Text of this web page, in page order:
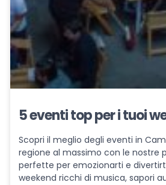
5 eventi top per i tuoi
Scopri il meglio degli eventi in
regione al massimo con le nostre
perfette per emozionarti e
weekend ricchi di musica, sapori